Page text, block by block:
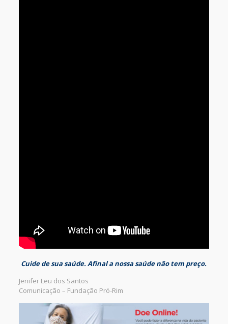
Cuide de sua saúde. Afinal a nossa saúde não tem preço.
Jenifer Leu dos Santos
Comunicação – Fundação Pró-Rim